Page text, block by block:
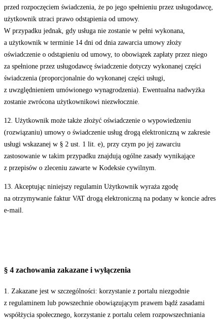
przed rozpoczęciem świadczenia, że po jego spełnieniu przez usługodawcę,
użytkownik utraci prawo odstąpienia od umowy.
W przypadku jednak, gdy usługa nie zostanie w pełni wykonana,
a użytkownik w terminie 14 dni od dnia zawarcia umowy złoży
oświadczenie o odstąpieniu od umowy, to obowiązek zapłaty przez niego
za spełnione przez usługodawcę świadczenie dotyczy wykonanej części
świadczenia (proporcjonalnie do wykonanej części usługi,
z uwzględnieniem umówionego wynagrodzenia). Ewentualna nadwyżka
zostanie zwrócona użytkownikowi niezwłocznie.
12. Użytkownik może także złożyć oświadczenie o wypowiedzeniu
(rozwiązaniu) umowy o świadczenie usług drogą elektroniczną w zakresie
usługi wskazanej w § 2 ust. 1 lit. e), przy czym po jej zawarciu
zastosowanie w takim przypadku znajdują ogólne zasady wynikające
z przepisów o zleceniu zawarte w Kodeksie cywilnym.
13. Akceptując niniejszy regulamin Użytkownik wyraża zgodę
na otrzymywanie faktur VAT drogą elektroniczną na podany w koncie adres
e-mail.
§ 4 zachowania zakazane i wyłączenia
1. Zakazane jest w szczególności: korzystanie z portalu niezgodnie
z regulaminem lub powszechnie obowiązującym prawem bądź zasadami
współżycia społecznego, korzystanie z portalu celem rozpowszechniania